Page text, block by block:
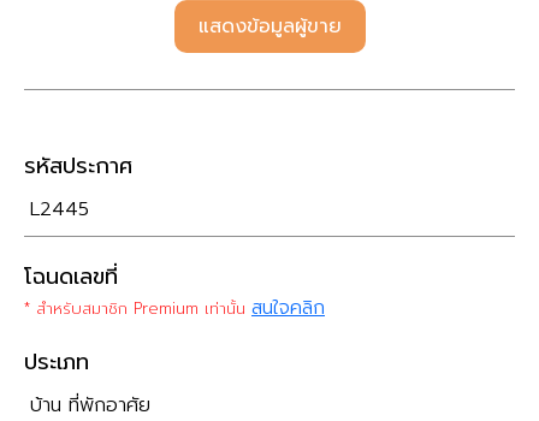
แสดงข้อมูลผู้ขาย
รหัสประกาศ
L2445
โฉนดเลขที่
* สำหรับสมาชิก Premium เท่านั้น สนใจคลิก
ประเภท
บ้าน ที่พักอาศัย